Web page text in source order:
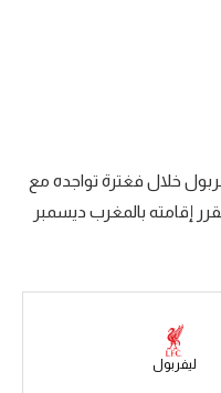
خلال فغترة تواجده مع
إقامته بالمغرب ديسمبر
ليفربول